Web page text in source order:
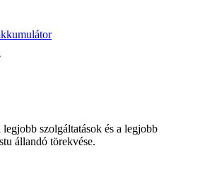
szolgáltatások és a legjobb
állandó törekvése.